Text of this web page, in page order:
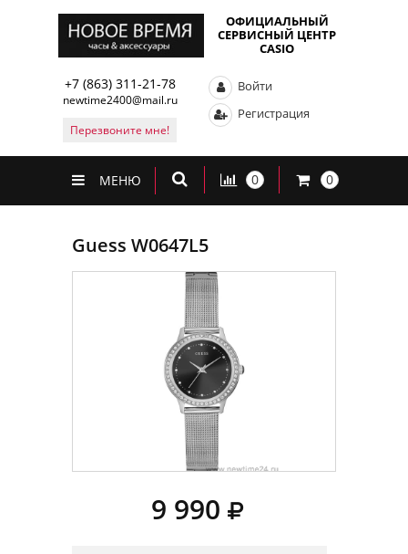
ОФИЦИАЛЬНЫЙ
СЕРВИСНЫЙ ЦЕНТР
CASIO
+7 (863) 311-21-78
newtime2400@mail.ru
Перезвоните мне!
Войти
Регистрация
МЕНЮ 0 0
Guess W0647L5
9 990